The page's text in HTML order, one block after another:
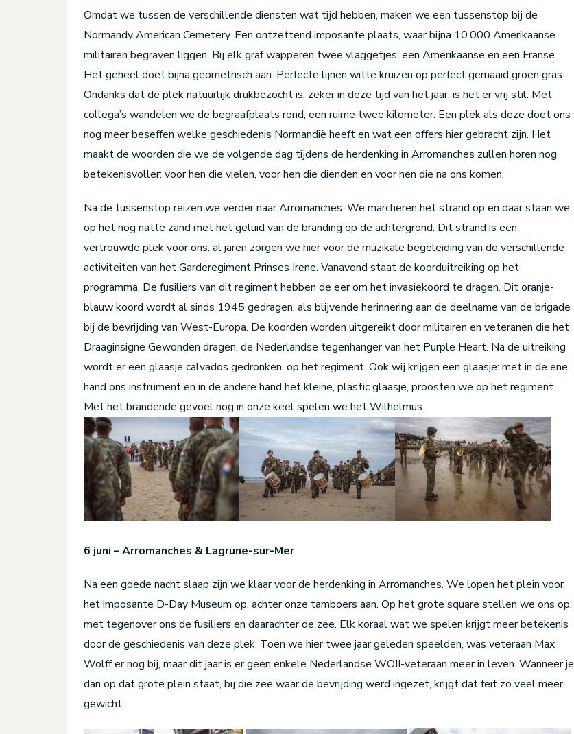
Omdat we tussen de verschillende diensten wat tijd hebben, maken we een tussenstop bij de
Normandy American Cemetery. Een ontzettend imposante plaats, waar bijna 10.000 Amerikaanse
militairen begraven liggen. Bij elk graf wapperen twee vlaggetjes: een Amerikaanse en een Franse.
Het geheel doet bijna geometrisch aan. Perfecte lijnen witte kruizen op perfect gemaaid groen gras.
Ondanks dat de plek natuurlijk drukbezocht is, zeker in deze tijd van het jaar, is het er vrij stil. Met
collega’s wandelen we de begraafplaats rond, een ruime twee kilometer. Een plek als deze doet ons
nog meer beseffen welke geschiedenis Normandië heeft en wat een offers hier gebracht zijn. Het
maakt de woorden die we de volgende dag tijdens de herdenking in Arromanches zullen horen nog
betekenisvoller: voor hen die vielen, voor hen die dienden en voor hen die na ons komen.
Na de tussenstop reizen we verder naar Arromanches. We marcheren het strand op en daar staan we,
op het nog natte zand met het geluid van de branding op de achtergrond. Dit strand is een
vertrouwde plek voor ons: al jaren zorgen we hier voor de muzikale begeleiding van de verschillende
activiteiten van het Garderegiment Prinses Irene. Vanavond staat de koorduitreiking op het
programma. De fusiliers van dit regiment hebben de eer om het invasiekoord te dragen. Dit oranje-
blauw koord wordt al sinds 1945 gedragen, als blijvende herinnering aan de deelname van de brigade
bij de bevrijding van West-Europa. De koorden worden uitgereikt door militairen en veteranen die het
Draaginsigne Gewonden dragen, de Nederlandse tegenhanger van het Purple Heart. Na de uitreiking
wordt er een glaasje calvados gedronken, op het regiment. Ook wij krijgen een glaasje: met in de ene
hand ons instrument en in de andere hand het kleine, plastic glaasje, proosten we op het regiment.
Met het brandende gevoel nog in onze keel spelen we het Wilhelmus.
6 juni – Arromanches & Lagrune-sur-Mer
Na een goede nacht slaap zijn we klaar voor de herdenking in Arromanches. We lopen het plein voor
het imposante D-Day Museum op, achter onze tamboers aan. Op het grote square stellen we ons op,
met tegenover ons de fusiliers en daarachter de zee. Elk koraal wat we spelen krijgt meer betekenis
door de geschiedenis van deze plek. Toen we hier twee jaar geleden speelden, was veteraan Max
Wolff er nog bij, maar dit jaar is er geen enkele Nederlandse WOII-veteraan meer in leven. Wanneer je
dan op dat grote plein staat, bij die zee waar de bevrijding werd ingezet, krijgt dat feit zo veel meer
gewicht.